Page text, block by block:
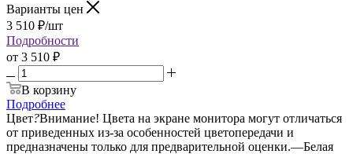
Варианты цен
3 510 ₽/шт
Подробности
от 3 510 ₽
В корзину
Подробнее
Цвет?Внимание! Цвета на экране монитора могут отличаться
от приведенных из-за особенностей цветопередачи и
предназначены только для предварительной оценки.—Белая